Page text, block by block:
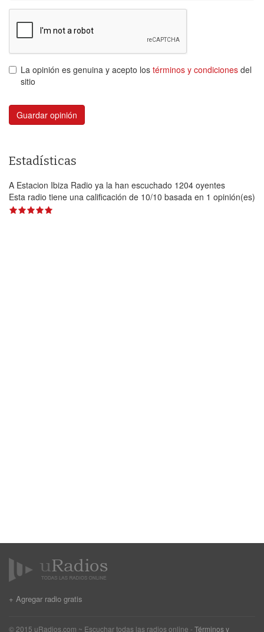
La opinión es genuina y acepto los términos y condiciones del
sitio
Guardar opinión
Estadísticas
A Estacion Ibiza Radio ya la han escuchado 1204 oyentes
Esta radio tiene una calificación de 10/10 basada en 1 opinión(es)
+ Agregar radio gratis
© 2015 uRadios.com ~ Escuchar todas las radios online - Términos y